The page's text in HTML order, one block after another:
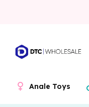
Anale Toys